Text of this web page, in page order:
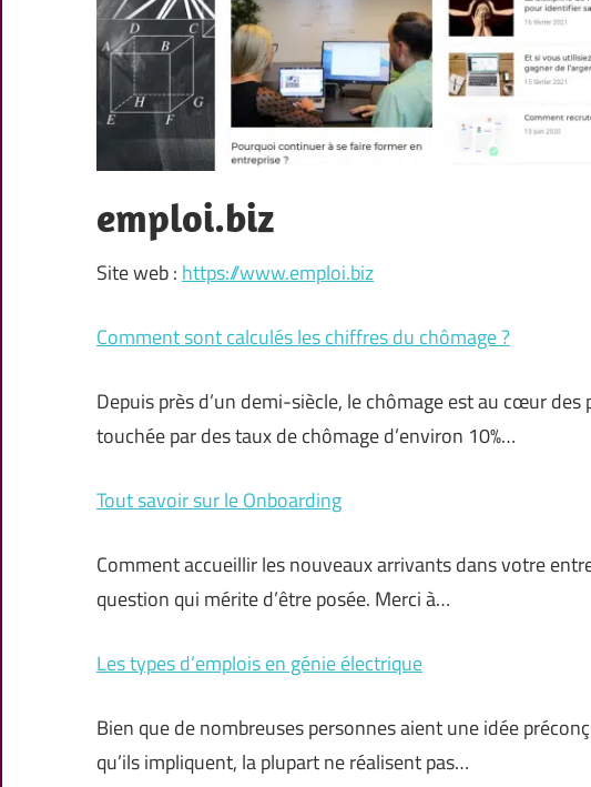
emploi.biz
Site web : https://www.emploi.biz
Comment sont calculés les chiffres du chômage ?
Depuis près d’un demi-siècle, le chômage est au cœur
touchée par des taux de chômage d’environ 10%…
Tout savoir sur le Onboarding
Comment accueillir les nouveaux arrivants dans votre
question qui mérite d’être posée. Merci à…
Les types d’emplois en génie électrique
Bien que de nombreuses personnes aient une idée
qu’ils impliquent, la plupart ne réalisent pas…